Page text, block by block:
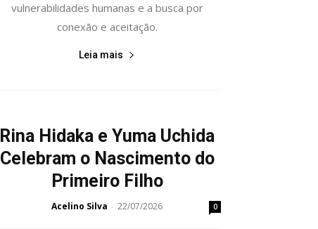
vulnerabilidades humanas e a busca por
conexão e aceitação.
Leia mais
Rina Hidaka e Yuma Uchida
Celebram o Nascimento do
Primeiro Filho
Acelino Silva - 22/07/2026 0